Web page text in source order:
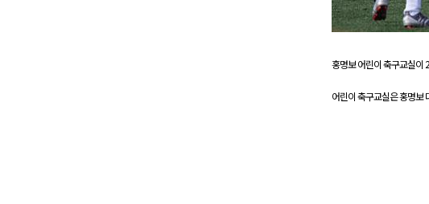
홍명보 어린이 축구교실이
어린이 축구교실은 홍명보